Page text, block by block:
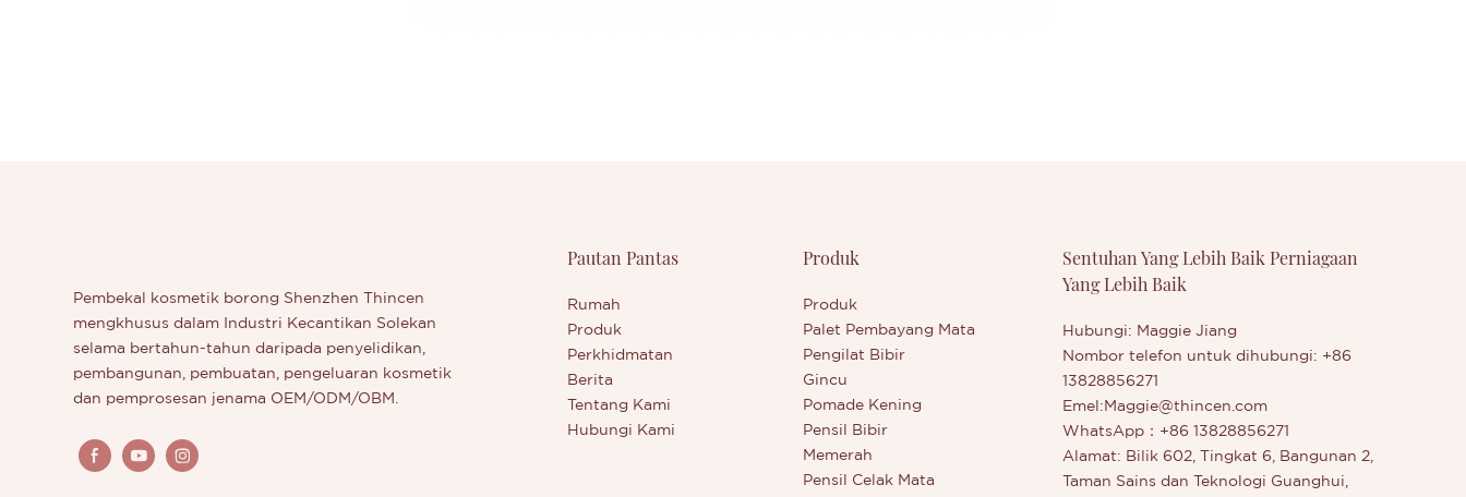
Pembekal kosmetik borong Shenzhen Thincen
mengkhusus dalam Industri Kecantikan Solekan
selama bertahun-tahun daripada penyelidikan,
pembangunan, pembuatan, pengeluaran kosmetik
dan pemprosesan jenama OEM/ODM/OBM.
Pautan Pantas
Rumah
Produk
Perkhidmatan
Berita
Tentang Kami
Hubungi Kami
Produk
Produk
Palet Pembayang Mata
Pengilat Bibir
Gincu
Pomade Kening
Pensil Bibir
Memerah
Pensil Celak Mata
Sentuhan Yang Lebih Baik Perniagaan
Yang Lebih Baik
Hubungi: Maggie Jiang
Nombor telefon untuk dihubungi: +86
13828856271
Emel: Maggie@thincen.com
WhatsApp：+86 13828856271
Alamat: Bilik 602, Tingkat 6, Bangunan 2,
Taman Sains dan Teknologi Guanghui,